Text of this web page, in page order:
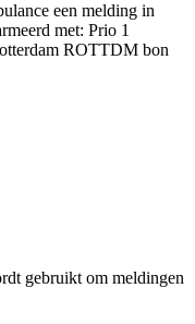
een melding in
met: Prio 1
ROTTDM bon
gebruikt om meldingen